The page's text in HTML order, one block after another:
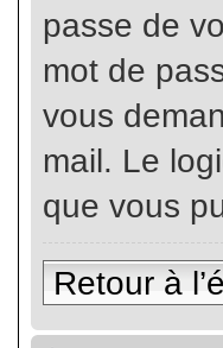
passe de
mot de
vous
mail. Le
que vous
Retour à